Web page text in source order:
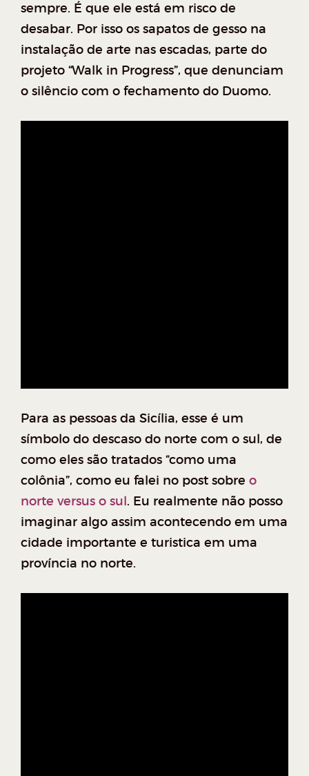
sempre. É que ele está em risco de
desabar. Por isso os sapatos de gesso na
instalação de arte nas escadas, parte do
projeto “Walk in Progress”, que denunciam
o silêncio com o fechamento do Duomo.
Para as pessoas da Sicília, esse é um
símbolo do descaso do norte com o sul, de
como eles são tratados “como uma
colônia”, como eu falei no post sobre o
norte versus o sul. Eu realmente não posso
imaginar algo assim acontecendo em uma
cidade importante e turistica em uma
província no norte.